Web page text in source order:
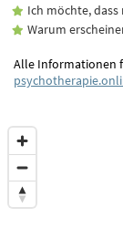
Ich möchte,
Warum
Alle Informationen